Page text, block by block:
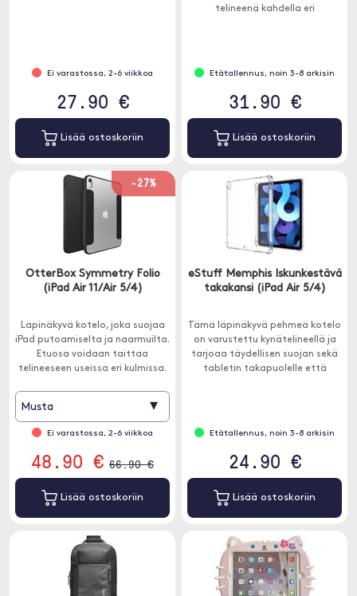
Ei varastossa, 2-6 viikkoa
27.90 €
Lisää ostoskoriin
telineenä kahdella eri
Etätallennus, noin 3-8 arkisin
31.90 €
Lisää ostoskoriin
-27%
OtterBox Symmetry Folio
(iPad Air 11/Air 5/4)
Läpinäkyvä kotelo, joka suojaa
iPad putoamiselta ja naarmuilta.
Etuosa voidaan taittaa
telineeseen useissa eri kulmissa.
Musta ▾
Ei varastossa, 2-6 viikkoa
48.90 € 66.90 €
Lisää ostoskoriin
eStuff Memphis Iskunkestävä
takakansi (iPad Air 5/4)
Tämä läpinäkyvä pehmeä kotelo
on varustettu kynätelineellä ja
tarjoaa täydellisen suojan sekä
tabletin takapuolelle että
Etätallennus, noin 3-8 arkisin
24.90 €
Lisää ostoskoriin